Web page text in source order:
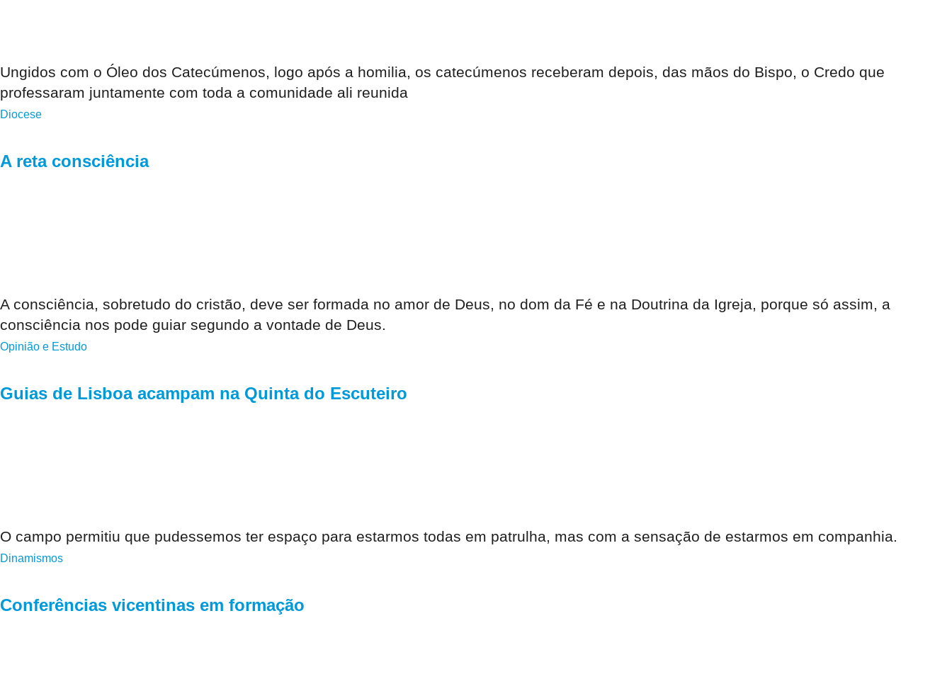
Ungidos com o Óleo dos Catecúmenos, logo após a homilia, os catecúmenos receberam depois, das mãos do Bispo, o Credo que
professaram juntamente com toda a comunidade ali reunida
Diocese
A reta consciência
A consciência, sobretudo do cristão, deve ser formada no amor de Deus, no dom da Fé e na Doutrina da Igreja, porque só assim, a
consciência nos pode guiar segundo a vontade de Deus.
Opinião e Estudo
Guias de Lisboa acampam na Quinta do Escuteiro
O campo permitiu que pudessemos ter espaço para estarmos todas em patrulha, mas com a sensação de estarmos em companhia.
Dinamismos
Conferências vicentinas em formação